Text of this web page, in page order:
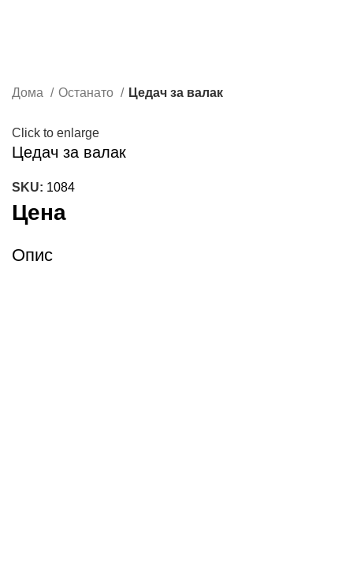
Дома Останато Цедач за валак
Click to enlarge
Цедач за валак
SKU: 1084
Цена
Опис